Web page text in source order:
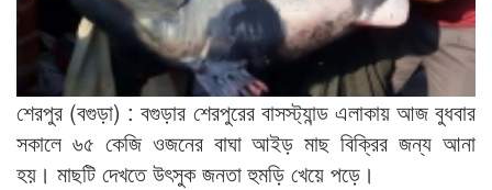
শেরপুর (বগুড়া) : বগুড়ার শেরপুরের বাসস্ট্যান্ড এলাকায় আজ বুধবার
সকালে ৬৫ কেজি ওজনের বাঘা আইড় মাছ বিক্রির জন্য আনা
হয়। মাছটি দেখতে উৎসুক জনতা হুমড়ি খেয়ে পড়ে।